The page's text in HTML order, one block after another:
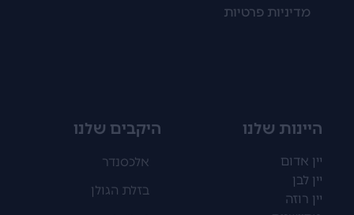
מדיניות פרטיות
היינות שלנו
יין אדום
יין לבן
יין רוזה
היקבים שלנו
אלכסנדר
בזלת הגולן